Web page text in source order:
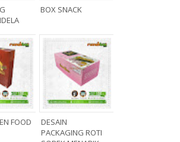
BOX SNACK
FOOD
DESAIN
PACKAGING ROTI